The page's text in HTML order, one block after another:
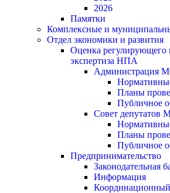
2026
Памятки
Комплексные и
Отдел экономики и развития
Оценка регулирующего
экспертиза НПА
Администрация
Планы
Публичное
Совет депутатов
Планы
Публичное
Предпринимательство
Законодательная
Информация